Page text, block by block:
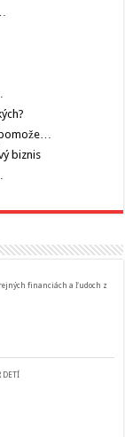
biznis
financiách a ľudoch z
DETÍ